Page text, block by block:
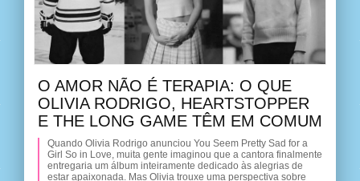
O AMOR NÃO É TERAPIA: O QUE
OLIVIA RODRIGO, HEARTSTOPPER
E THE LONG GAME TÊM EM COMUM
Quando Olivia Rodrigo anunciou You Seem Pretty Sad for a
Girl So in Love, muita gente imaginou que a cantora finalmente
entregaria um álbum inteiramente dedicado às alegrias de
estar apaixonada. Mas Olivia trouxe uma perspectiva sobre